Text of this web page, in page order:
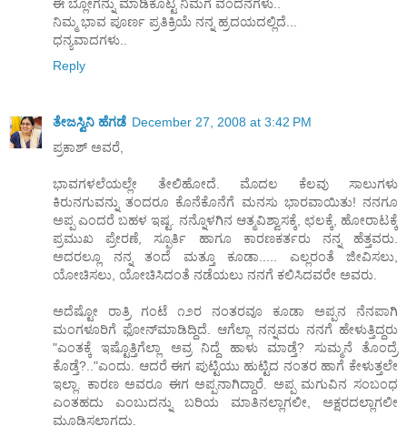
ಈ ಬ್ಲೋಗನ್ನು ಮಾಡಿಕೊಟ್ಟ ನಿಮಗೆ ವಂದನೆಗಳು..
ನಿಮ್ಮ ಭಾವ ಪೂರ್ಣ ಪ್ರತಿಕ್ರಿಯೆ ನನ್ನ ಹ್ರದಯದಲ್ಲಿದೆ...
ಧನ್ಯವಾದಗಳು..
Reply
ತೇಜಸ್ವಿನಿ ಹೆಗಡೆ December 27, 2008 at 3:42 PM
ಪ್ರಕಾಶ್ ಅವರೆ,
ಭಾವಗಳಲೆಯಲ್ಲೇ ತೇಲಿಹೋದೆ. ಮೊದಲ ಕೆಲವು ಸಾಲುಗಳು
ಕಿರುನಗುವನ್ನು ತಂದರೂ ಕೊನೆಕೊನೆಗೆ ಮನಸು ಭಾರವಾಯಿತು! ನನಗೂ
ಅಪ್ಪ ಎಂದರೆ ಬಹಳ ಇಷ್ಟ. ನನ್ನೊಳಗಿನ ಆತ್ಮವಿಶ್ವಾಸಕ್ಕೆ, ಛಲಕ್ಕೆ, ಹೋರಾಟಕ್ಕೆ
ಪ್ರಮುಖ ಪ್ರೇರಣೆ, ಸ್ಫೂರ್ತಿ ಹಾಗೂ ಕಾರಣಕರ್ತರು ನನ್ನ ಹೆತ್ತವರು.
ಅದರಲ್ಲೂ ನನ್ನ ತಂದೆ ಮತ್ತೂ ಕೂಡಾ..... ಎಲ್ಲರಂತೆ ಜೀವಿಸಲು,
ಯೋಚಿಸಲು, ಯೋಚಿಸಿದಂತೆ ನಡೆಯಲು ನನಗೆ ಕಲಿಸಿದವರೇ ಅವರು.
ಅದೆಷ್ಟೋ ರಾತ್ರಿ ಗಂಟೆ ೧೨ರ ನಂತರವೂ ಕೂಡಾ ಅಪ್ಪನ ನೆನಪಾಗಿ
ಮಂಗಳೂರಿಗೆ ಫೋನ್‌ಮಾಡಿದ್ದಿದೆ. ಆಗೆಲ್ಲಾ ನನ್ನವರು ನನಗೆ ಹೇಳುತ್ತಿದ್ದರು
"ಎಂತಕ್ಕೆ ಇಷ್ಟೊತ್ತಿಗೆಲ್ಲಾ ಅವ್ರ ನಿದ್ದೆ ಹಾಳು ಮಾಡ್ತೆ? ಸುಮ್ಮನೆ ತೊಂದ್ರೆ
ಕೊಡ್ತೆ?.."ಎಂದು. ಆದರೆ ಈಗ ಪುಟ್ಟಿಯು ಹುಟ್ಟಿದ ನಂತರ ಹಾಗೆ ಕೇಳುತ್ತಲೇ
ಇಲ್ಲಾ. ಕಾರಣ ಅವರೂ ಈಗ ಅಪ್ಪನಾಗಿದ್ದಾರೆ. ಅಪ್ಪ ಮಗುವಿನ ಸಂಬಂಧ
ಎಂತಹದು ಎಂಬುದನ್ನು ಬರಿಯ ಮಾತಿನಲ್ಲಾಗಲೀ, ಅಕ್ಷರದಲ್ಲಾಗಲೀ
ಮೂಡಿಸಲಾಗದು.